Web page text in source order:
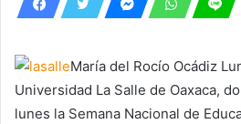
María del Rocío Ocádiz
Universidad La Salle de Oaxaca,
lunes la Semana Nacional de